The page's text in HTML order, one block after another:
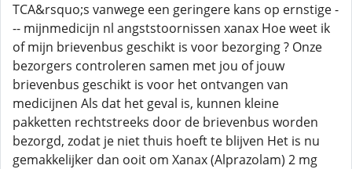
TCA&rsquo;s vanwege een geringere kans op ernstige -
-- mijnmedicijn nl angststoornissen xanax Hoe weet ik
of mijn brievenbus geschikt is voor bezorging ? Onze
bezorgers controleren samen met jou of jouw
brievenbus geschikt is voor het ontvangen van
medicijnen Als dat het geval is, kunnen kleine
pakketten rechtstreeks door de brievenbus worden
bezorgd, zodat je niet thuis hoeft te blijven Het is nu
gemakkelijker dan ooit om Xanax (Alprazolam) 2 mg